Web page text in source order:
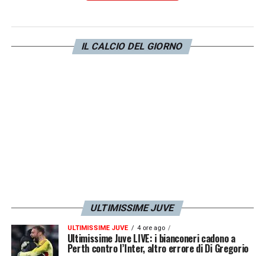
avere garanzie sul disputare la prossima
Champions League. In più, non farebbe
IL CALCIO DEL GIORNO
ULTIMISSIME JUVE
ULTIMISSIME JUVE 4 ore ago
Ultimissime Juve LIVE: i bianconeri cadono a
Perth contro l’Inter, altro errore di Di Gregorio